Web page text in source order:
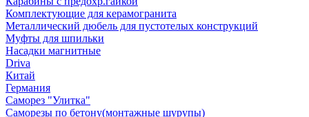
Комплектующие для керамогранита
Металлический дюбель для пустотелых конструкций
Муфты для шпильки
Насадки магнитные
Driva
Китай
Германия
Саморез "Улитка"
Саморезы по бетону(монтажные шурупы)